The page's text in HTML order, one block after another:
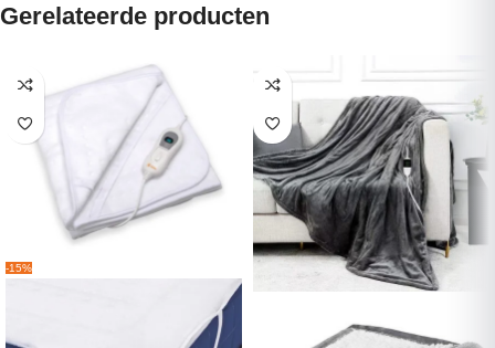
Gerelateerde producten
-15%